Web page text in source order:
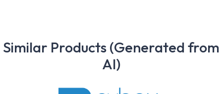
Similar Products (Generated from
AI)